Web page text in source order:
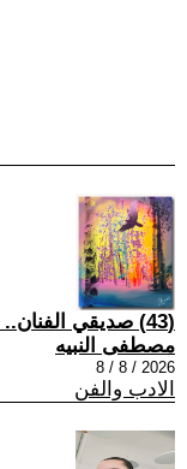
(43) صديقي الفنان.. هل أنت راضٍ عن نفسك؟
مصطفى النبيه
2026 / 8 / 8
الادب والفن